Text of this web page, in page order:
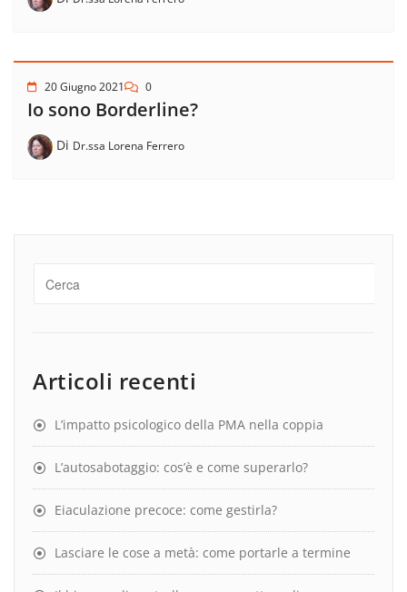
20 Giugno 2021 0
Io sono Borderline?
Di Dr.ssa Lorena Ferrero
Articoli recenti
L’impatto psicologico della PMA nella coppia
L’autosabotaggio: cos’è e come superarlo?
Eiaculazione precoce: come gestirla?
Lasciare le cose a metà: come portarle a termine